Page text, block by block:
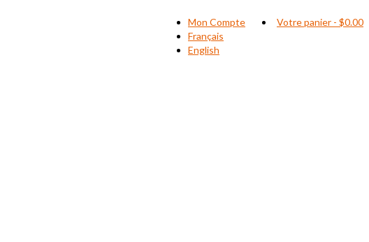
Mon Compte
Français
English
Votre panier - $0.00